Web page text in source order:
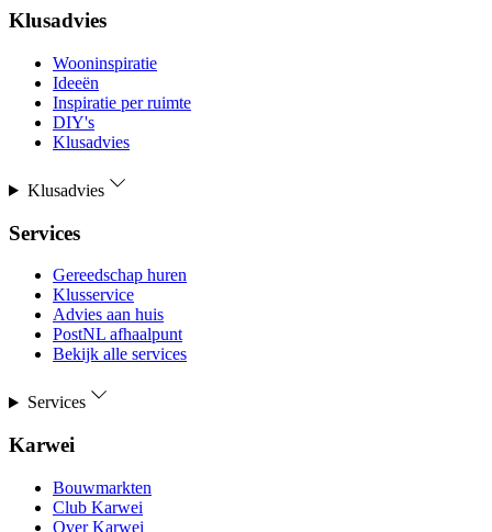
Klusadvies
Wooninspiratie
Ideeën
Inspiratie per ruimte
DIY's
Klusadvies
Klusadvies
Services
Gereedschap huren
Klusservice
Advies aan huis
PostNL afhaalpunt
Bekijk alle services
Services
Karwei
Bouwmarkten
Club Karwei
Over Karwei